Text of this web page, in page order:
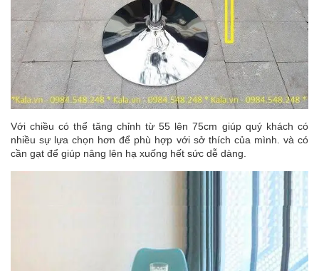
Với chiều có thể tăng chỉnh từ 55 lên 75cm giúp quý khách có
nhiều sự lựa chọn hơn để phù hợp với sở thích của mình. và có
cần gạt để giúp nâng lên hạ xuống hết sức dễ dàng.